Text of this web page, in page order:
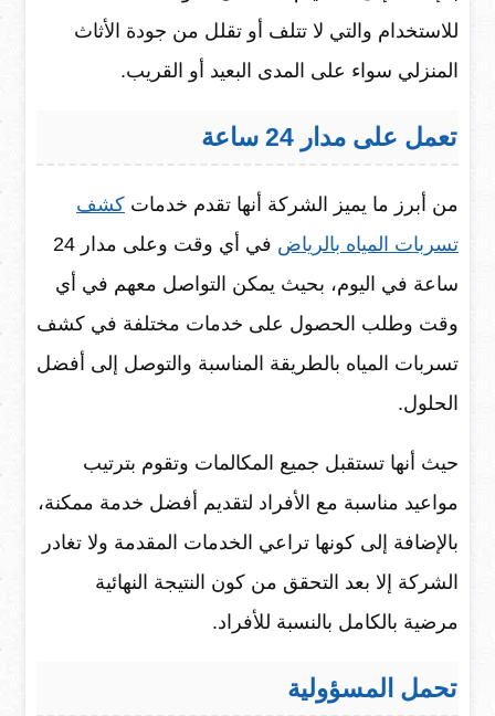
للاستخدام والتي لا تتلف أو تقلل من جودة الأثاث
المنزلي سواء على المدى البعيد أو القريب.
تعمل على مدار 24 ساعة
من أبرز ما يميز الشركة أنها تقدم خدمات كشف
تسربات المياه بالرياض
في أي وقت وعلى مدار 24
ساعة في اليوم، بحيث يمكن التواصل معهم في أي
وقت وطلب الحصول على خدمات مختلفة في كشف
تسربات المياه بالطريقة المناسبة والتوصل إلى أفضل
الحلول.
حيث أنها تستقبل جميع المكالمات وتقوم بترتيب
مواعيد مناسبة مع الأفراد لتقديم أفضل خدمة ممكنة،
بالإضافة إلى كونها تراعي الخدمات المقدمة ولا تغادر
الشركة إلا بعد التحقق من كون النتيجة النهائية
مرضية بالكامل بالنسبة للأفراد.
تحمل المسؤولية